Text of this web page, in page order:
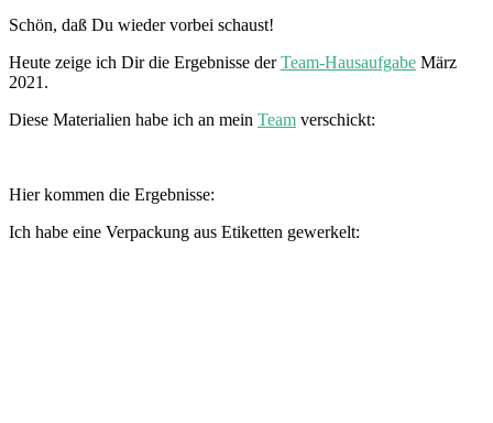
Schön, daß Du wieder vorbei schaust!
Heute zeige ich Dir die Ergebnisse derTeam-Hausaufgabe März
2021.
Diese Materialien habe ich an mein Team verschickt:
Hier kommen die Ergebnisse:
Ich habe eine Verpackung aus Etiketten gewerkelt: